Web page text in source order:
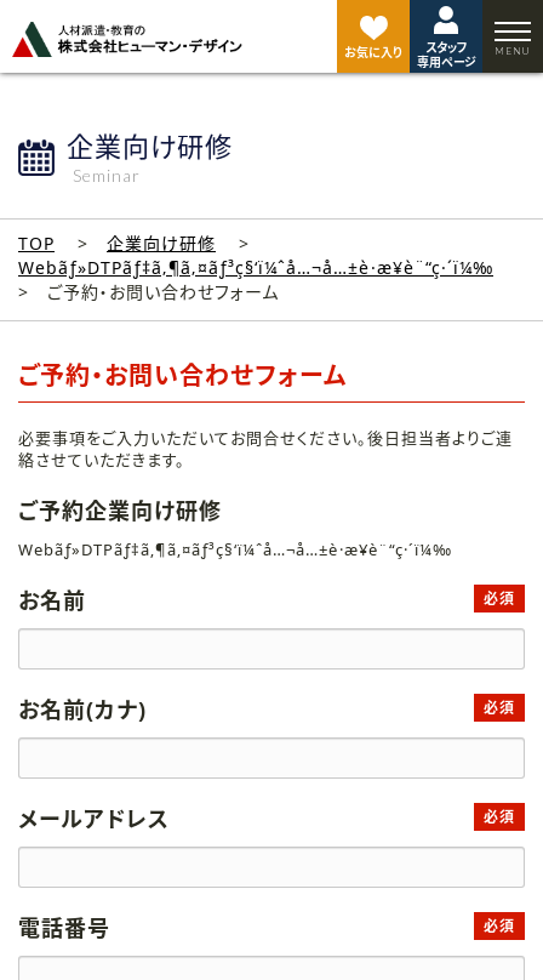
お気に入り
スタッフ
専用ページ
企業向け研修
Seminar
TOP
企業向け研修
Webãƒ»DTPãƒ‡ã‚¶ã‚¤ãƒ³ç§‘ï¼ˆå…¬å…±è·æ¥­è¨“ç·´ï¼‰
ご予約・お問い合わせフォーム
ご予約・お問い合わせフォーム
必要事項をご入力いただいてお問合せください。後日担当者よりご連
絡させていただきます。
ご予約企業向け研修
Webãƒ»DTPãƒ‡ã‚¶ã‚¤ãƒ³ç§‘ï¼ˆå…¬å…±è·æ¥­è¨“ç·´ï¼‰
お名前 必須
お名前(カナ) 必須
メールアドレス 必須
電話番号 必須
ジ
ト